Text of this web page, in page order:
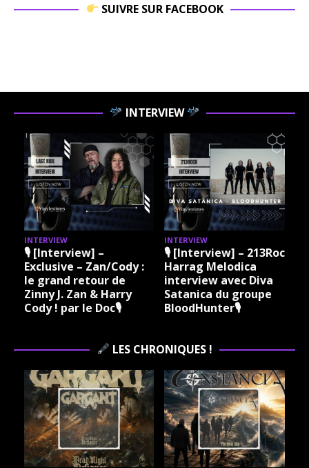
SUIVRE SUR FACEBOOK
INTERVIEW
INTERVIEW
🎙 [Interview] –
Exclusive – Zan/Cody :
le grand retour de
Zinny J. Zan & Harry
Cody ! par le Doc🎙
INTERVIEW
🎙 [Interview] – 213Rock
Harrag Melodica
interview avec Diva
Satanica du groupe
BloodHunter🎙
LES CHRONIQUES !